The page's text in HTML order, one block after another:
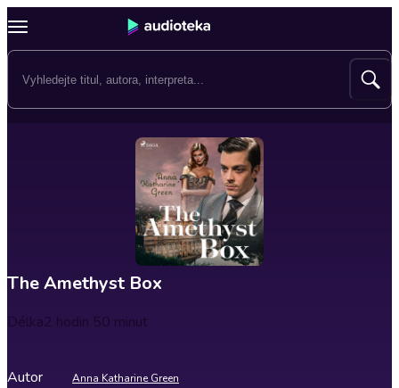
The Amethyst Box
Délka2 hodin 50 minut
Autor Anna Katharine Green